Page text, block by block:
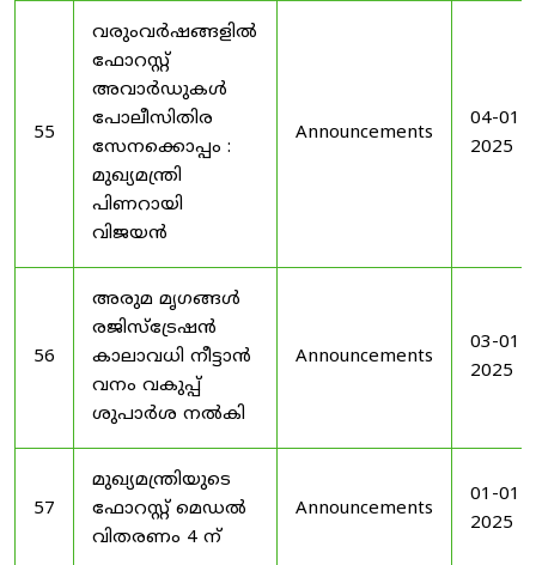
55
വരുംവർഷങ്ങളിൽ
ഫോറസ്റ്റ്
അവാർഡുകൾ
പോലീസിതിര
സേനക്കൊപ്പം :
മുഖ്യമന്ത്രി
പിണറായി
വിജയൻ
Announcements
04-01-
2025
56
അരുമ മൃഗങ്ങൾ
രജിസ്‌ട്രേഷൻ
കാലാവധി നീട്ടാൻ
വനം വകുപ്പ്
ശുപാർശ നൽകി
Announcements
03-01-
2025
57
മുഖ്യമന്ത്രിയുടെ
ഫോറസ്റ്റ് മെഡൽ
വിതരണം 4 ന്
Announcements
01-01-
2025